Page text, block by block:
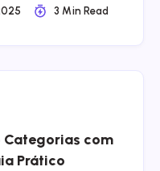
3 Min Read
com
Prático